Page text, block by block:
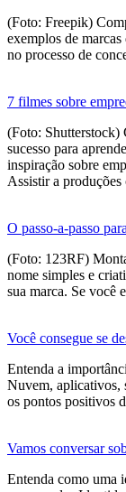
(Foto: Freepik)
exemplos de marcas
no processo de
7 filmes sobre
(Foto: Shutterstock)
sucesso para
inspiração sobre
Assistir a
O passo-a-passo
(Foto: 123RF)
nome simples e
sua marca. Se você
Você consegue se
Entenda a
Nuvem, aplicativos,
os pontos positivos
Vamos conversar
Entenda como uma